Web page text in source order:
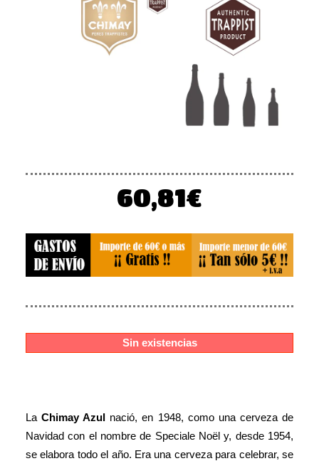
60,81€
Sin existencias
LaChimayAzul nació, en 1948, como una cerveza de
Navidad con el nombre de Speciale Noël y, desde 1954,
se elabora todo el año. Era una cerveza para celebrar, se